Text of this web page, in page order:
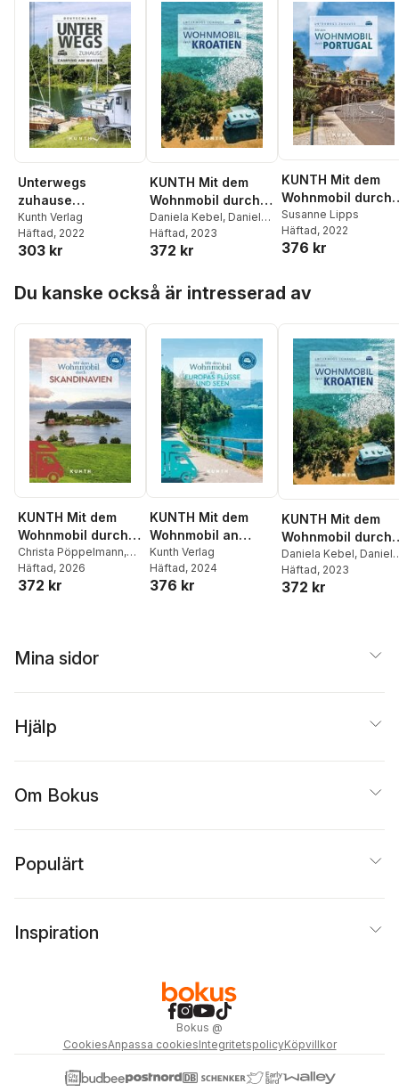
Unterwegs
zuhause
Deutschland,
Camping am
Wasser
Kunth Verlag
Häftad, 2022
303 kr
KUNTH Mit dem
Wohnmobil durch
Kroatien
Daniela Kebel, Daniela
Schetar ,Iris Schaper
Sibylle von Kapff
Häftad, 2023
372 kr
KUNTH Mit dem
Wohnmobil durch
Portugal
Susanne Lipps
Häftad, 2022
376 kr
Du kanske också är intresserad av
KUNTH Mit dem
Wohnmobil durch
Skandinavien
Christa Pöppelmann,
Maria Kornkamp
Cornelia Hammelmann
Häftad, 2026
372 kr
KUNTH Mit dem
Wohnmobil an
Europas Flüsse und
Seen
Kunth Verlag
Häftad, 2024
376 kr
KUNTH Mit dem
Wohnmobil durch
Kroatien
Daniela Kebel, Daniela
Schetar ,Iris Schaper
Sibylle von Kapff
Häftad, 2023
372 kr
Mina sidor
Hjälp
Om Bokus
Populärt
Inspiration
Bokus @
CookiesAnpassa cookiesIntegritetspolicyKöpvillkor